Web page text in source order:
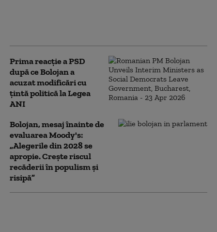
Prima reacție a PSD
după ce Bolojan a
acuzat modificări cu
țintă politică la Legea
ANI
Bolojan, mesaj înainte de
evaluarea Moody's:
„Alegerile din 2028 se
apropie. Crește riscul
recăderii în populism și
risipă”